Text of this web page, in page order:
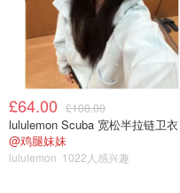
£64.00 £108.00
lululemon Scuba 宽松半拉链卫衣
@鸡腿妹妹
lululemon 1022人感兴趣